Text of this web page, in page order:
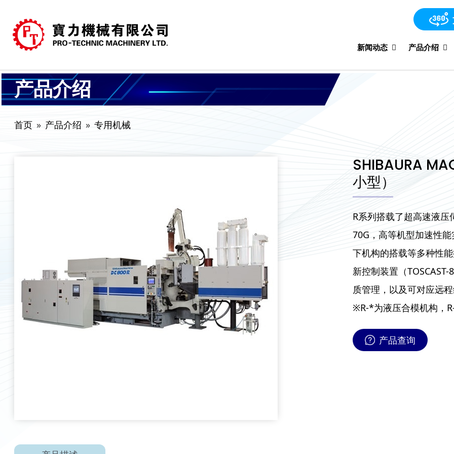
新闻动态 产品介绍
产品介绍
首页 产品介绍 专用机械
SHIBAURA
小型）
R系列搭载了超高速液
70G，高等机型加速性
下机构的搭载等多种性
新控制装置（
质管理，以及可对应远
※R-*为液压合模机构，
产品查询